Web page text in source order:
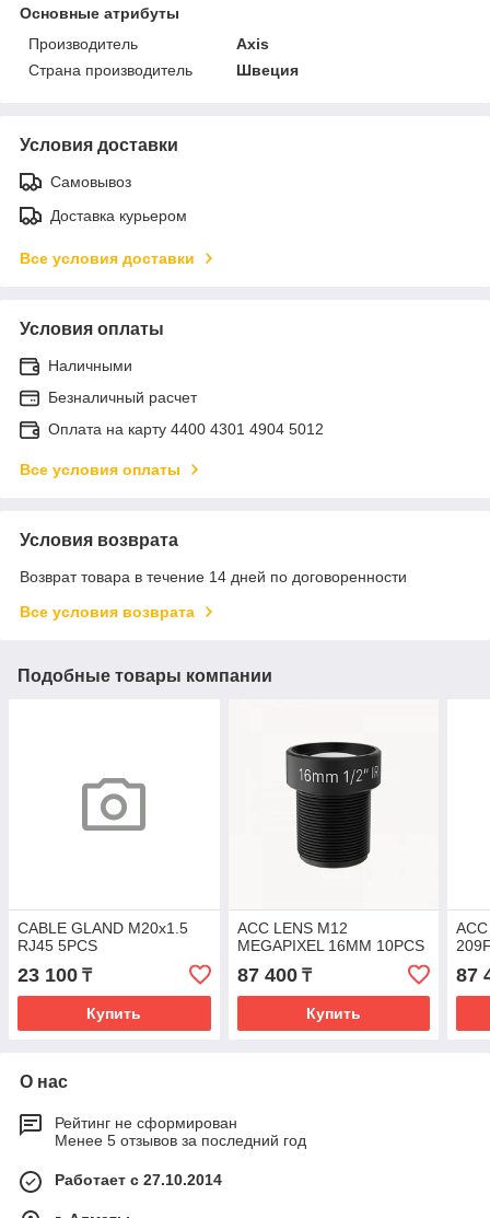
Основные атрибуты
Производитель
Axis
Страна производитель
Швеция
Условия доставки
Самовывоз
Доставка курьером
Все условия доставки
Условия оплаты
Наличными
Безналичный расчет
Оплата на карту 4400 4301 4904 5012
Все условия оплаты
Условия возврата
Возврат товара в течение 14 дней по договоренности
Все условия возврата
Подобные товары компании
CABLE GLAND M20x1.5
RJ45 5PCS
23 100 ₸
Купить
ACC LENS M12
MEGAPIXEL 16MM 10PCS
87 400₸
Купить
87
О нас
Рейтинг не сформирован
Менее 5 отзывов за последний год
Работает с 27.10.2014